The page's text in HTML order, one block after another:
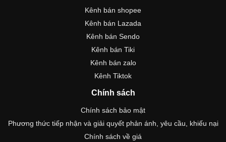
Kênh bán shopee
Kênh bán Lazada
Kênh bán Sendo
Kênh bán Tiki
Kênh bán zalo
Kênh Tiktok
Chính sách
Chính sách bảo mật
Phương thức tiếp nhận và giải quyết phản ánh, yêu cầu, khiếu nại
Chính sách về giá